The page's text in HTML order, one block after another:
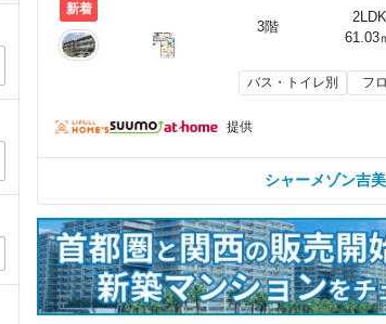
新着
3階
2LDK
61.03
バス・トイレ別 フ
提供
シャーメゾン吉